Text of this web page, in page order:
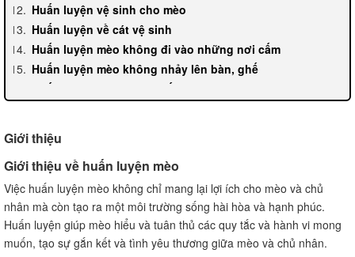
Huấn luyện vệ sinh cho mèo
Huấn luyện về cát vệ sinh
Huấn luyện mèo không đi vào những nơi cấm
Huấn luyện mèo không nhảy lên bàn, ghế
Huấn luyện mèo không xấu tính
Huấn luyện mèo không xấu tính với người và đồng loại
Huấn luyện mèo không đi ra khỏi nhà
Xây dựng một khu vực an toàn trong nhà
Sử dụng kỹ thuật ngăn chặn mèo thoát ra ngoài
Huấn luyện mèo không cố gắng thoát ra khỏi nhà
Huấn luyện mèo không ồn ào
Giới thiệu
Giới thiệu về huấn luyện mèo
Việc huấn luyện mèo không chỉ mang lại lợi ích cho mèo và chủ
nhân mà còn tạo ra một môi trường sống hài hòa và hạnh phúc.
Huấn luyện giúp mèo hiểu và tuân thủ các quy tắc và hành vi mong
muốn, tạo sự gắn kết và tình yêu thương giữa mèo và chủ nhân.